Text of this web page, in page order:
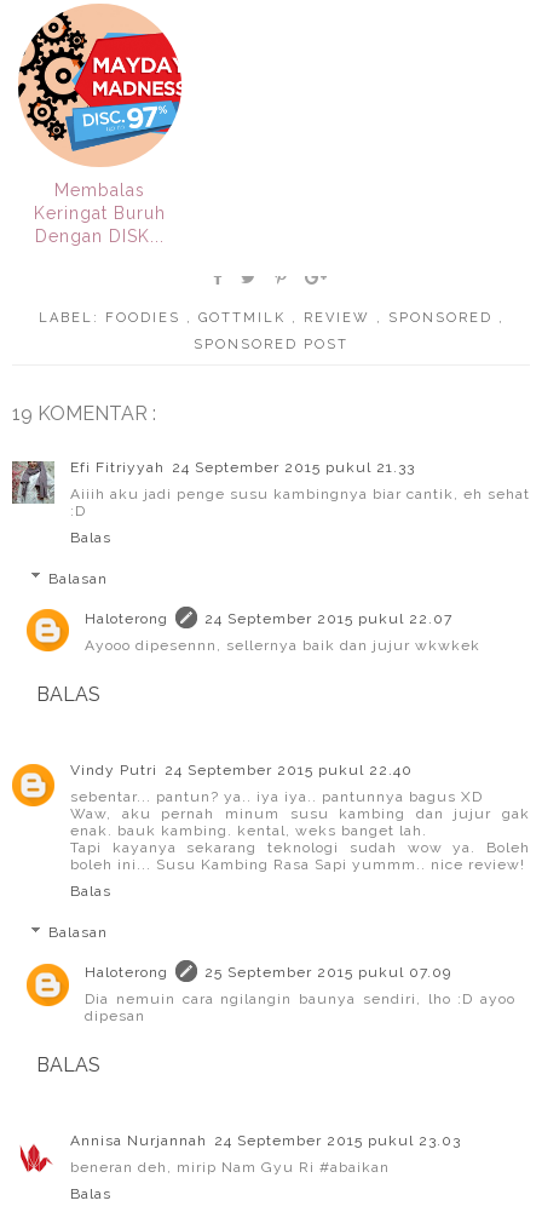
Membalas
Keringat Buruh
Dengan DISK...
LABEL: FOODIES , GOTTMILK , REVIEW , SPONSORED
,
SPONSORED POST
19 KOMENTAR :
Efi Fitriyyah
24 September 2015 pukul 21.33
Aiiih aku jadi penge susu kambingnya biar cantik, eh sehat
:D
Balas
Balasan
Haloterong
24 September 2015 pukul 22.07
Ayooo dipesennn, sellernya baik dan jujur wkwkek
BALAS
Vindy Putri
24 September 2015 pukul 22.40
sebentar... pantun? ya.. iya iya.. pantunnya bagus XD
Waw, aku pernah minum susu kambing dan jujur gak
enak. bauk kambing. kental, weks banget lah.
Tapi kayanya sekarang teknologi sudah wow ya. Boleh
boleh ini... Susu Kambing Rasa Sapi yummm.. nice review!
Balas
Balasan
Haloterong
25 September 2015 pukul 07.09
Dia nemuin cara ngilangin baunya sendiri, lho :D ayoo
dipesan
BALAS
Annisa Nurjannah
24 September 2015 pukul 23.03
beneran deh, mirip Nam Gyu Ri #abaikan
Balas